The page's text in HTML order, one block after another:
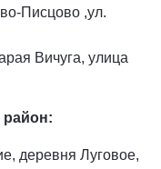
Писцово ,ул.
Вичуга, улица
деревня Луговое,